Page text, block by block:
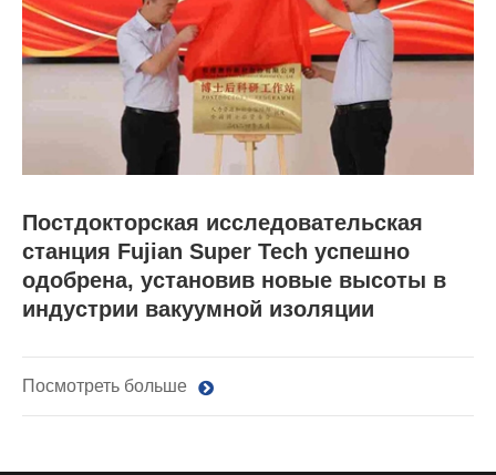
Постдокторская исследовательская
станция Fujian Super Tech успешно
одобрена, установив новые высоты в
индустрии вакуумной изоляции
Посмотреть больше